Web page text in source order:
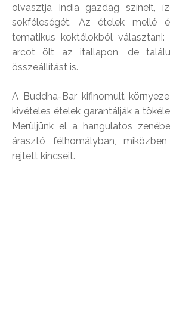
olvasztja India gazdag színeit,
sokféleségét. Az ételek mellé
tematikus koktélokból
arcot ölt az itallapon, de
összeállítást is.
A Buddha-Bar kifinomult
kivételes ételek garantálják a
Merüljünk el a hangulatos
árasztó félhomályban,
rejtett kincseit.